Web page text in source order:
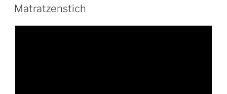
AM
Matratzenstich